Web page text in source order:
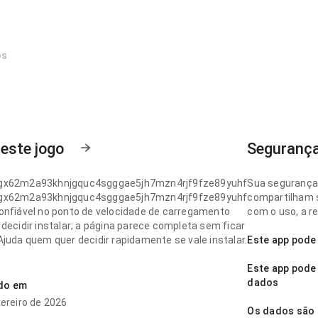
jogo
no ponto de velocidade de carregamento
instalar; a página parece completa sem ficar
quem quer decidir rapidamente se vale instalar.
no ponto de fluxo de navegação em uma
a página parece completa sem ficar pesada.
em
de 2026
Sua
compartilham
com o uso, a
Este app
Este app
dados
Os dados